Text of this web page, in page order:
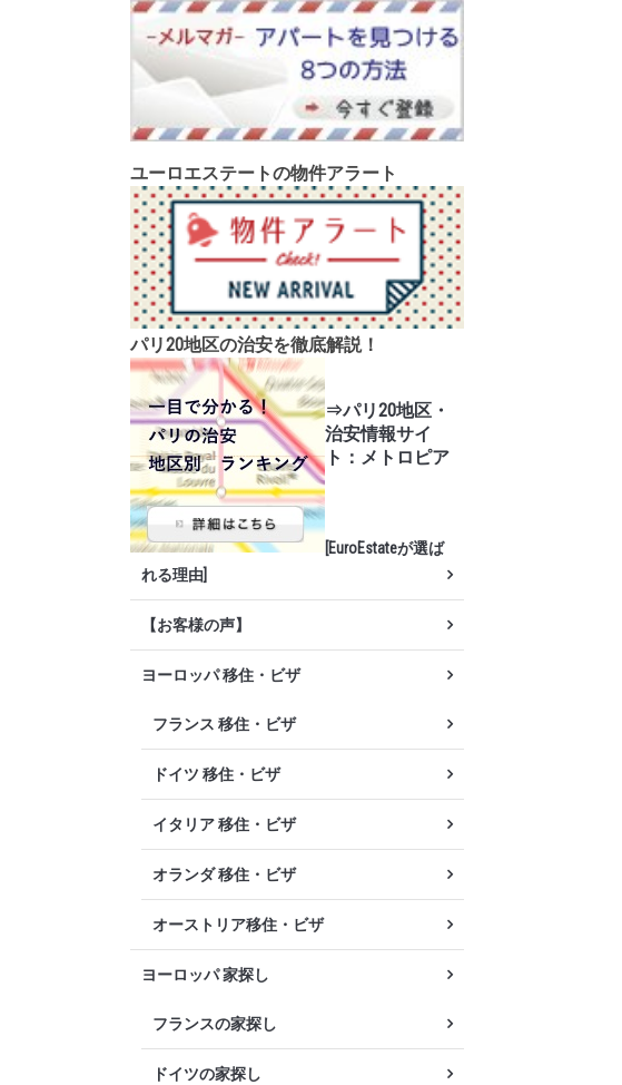
ユーロエステートの物件アラート
パリ20地区の治安を徹底解説！
⇒パリ20地区・
治安情報サイ
ト：メトロピア
[EuroEstateが選ば
れる理由]
【お客様の声】
ヨーロッパ 移住・ビザ
フランス 移住・ビザ
ドイツ 移住・ビザ
イタリア 移住・ビザ
オランダ 移住・ビザ
オーストリア移住・ビザ
ヨーロッパ 家探し
フランスの家探し
ドイツの家探し